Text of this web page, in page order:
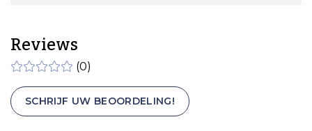
Reviews
(0)
SCHRIJF UW BEOORDELING!